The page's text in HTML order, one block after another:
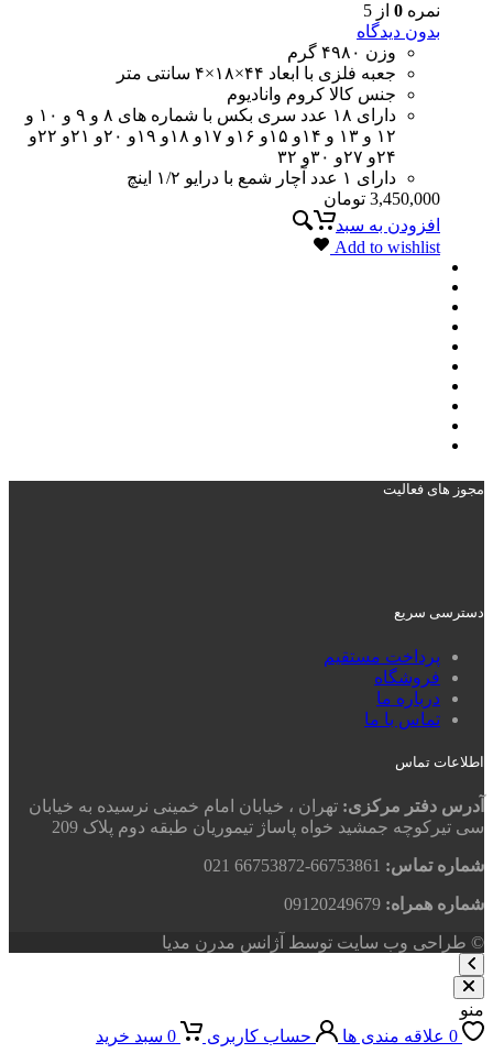
نمره 0 از 5
بدون دیدگاه
وزن ۴۹۸۰ گرم
جعبه فلزی با ابعاد ۴۴×۱۸×۴ سانتی متر
جنس کالا کروم وانادیوم
دارای ۱۸ عدد سری بکس با شماره های ۸ و ۹ و ۱۰ و
۱۲ و ۱۳ و ۱۴و ۱۵و ۱۶و ۱۷و ۱۸و ۱۹و ۲۰و ۲۱و ۲۲و
۲۴و ۲۷و ۳۰و ۳۲
دارای ۱ عدد آچار شمع با درایو ۱/۲ اینچ
3,450,000 تومان
افزودن به سبد
Add to wishlist
مجوز های فعالیت
دسترسی سریع
پرداخت مستقیم
فروشگاه
درباره ما
تماس با ما
اطلاعات تماس
آدرس دفتر مرکزی: تهران ، خیابان امام خمینی نرسیده به خیابان
سی تیرکوچه جمشید خواه پاساژ تیموریان طبقه دوم پلاک 209
شماره تماس:
شماره همراه:
© طراحی وب سایت توسط آژانس مدرن مدیا
منو
0 علاقه مندی ها حساب کاربری 0 سبد خرید